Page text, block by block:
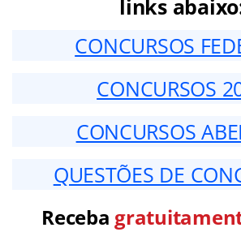
links
CONCURSOS
CONCURSOS
CONCURSOS
QUESTÕES DE
Receba